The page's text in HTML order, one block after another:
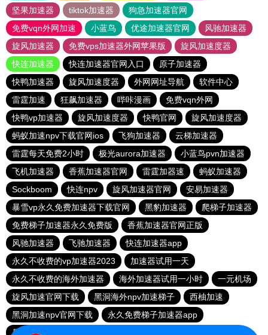
坚果加速器
tiktok加速器
狗急加速器官网
免费vqn外网加速
小蓝鸟 优途加速器官网
风驰加速器
旋风加速器
免费vps加速器外网苹果版
旋风加速度器
快连加速器
快连加速器官网入口
原子加速器
快鸭加速器
旋风加速度器 外网网址导航
软件中心
雷霆加速
狂飙加速器 哔咔漫画
免费vqn外网
快鸭vp加速器
旋风加速度器 快鸭官网
旋风加速度器
蚂蚁加速npv下载官网ios
飞狗加速器
云梯加速器
雷霆每天免费2小时
极光aurora加速器
小蓝鸟pvn加速器
飞机加速器
香蕉加速器官网 雷霆加器速
蚂蚁加速器
Sockboom
快连npv 旋风加速器官网
安易加速器
暴雪vp永久免费加速器下载官网
黑豹加速器
爬梯子加速器
免费梯子加速器永久免费版
香蕉加速器官网正版
风驰加速器
飞驰加速器
快连加速器app
永久不收费的vp加速器2023
加速器试用一天
永久不收费的海外加速器
海外加速器试用一小时
一元机场
旋风加速官网下载
黑洞海外npv加速梯子
西柚加速
黑洞加速npv官网下载
永久免费梯子加速器app
暴雪加速器